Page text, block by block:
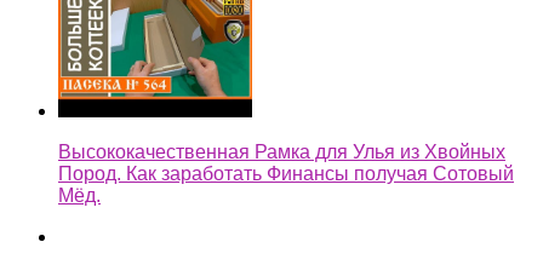
Высококачественная Рамка для Улья из Хвойных
Пород. Как заработать Финансы получая Сотовый
Мёд.